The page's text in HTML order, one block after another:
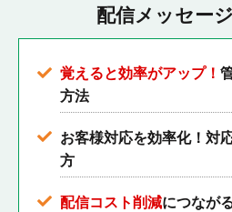
配信メッセー
覚えると効率がアップ！
方法
お客様対応を効率化！対
方
配信コスト削減につなが